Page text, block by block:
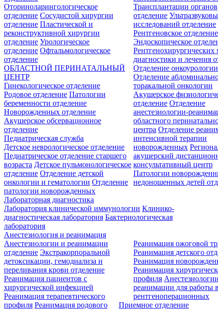
Оториноларингологическое
отделение Сосудистой хирургии
отделение Пластической и
реконструктивной хирургии
отделение Урологическое
отделение Офтальмологическое
отделение
Трансплантации органов
отделение
исследований отделение
Рентгеновское отделение
Эндоскопическое
Рентгенохирургических
диагностики и лечения
Отделение онкоурологии
Отделение
торакальной онкологии
ОБЛАСТНОЙ ПЕРИНАТАЛЬНЫЙ
ЦЕНТР
Гинекологическое отделение
Родовое отделение Патологии
беременности отделение
Новорожденных отделение
Акушерское обсервационное
отделение
Акушерское
отделение Отделение
анестезиологии-
областного
центра Отделение
интенсивной терапии
новорожденных
акушерский
консультативный центр
Патологии
недоношенных детей
Педиатрическая служба
Детское неврологическое отделение
Педиатрическое отделение старшего
возраста Детское пульмонологическое
отделение Отделение детской
онкологии и гематологии Отделение
патологии новорожденных
Лабораторная диагностика
Лаборатория клинической иммунологии Клинико-
диагностическая лаборатория Бактериологическая
лаборатория
Анестезиология и реанимация
Анестезиологии и реанимации
отделение Экстракорпоральной
детоксикации, гемодиализа и
переливания крови отделение
Реанимация пациентов с
хирургической инфекцией
Реанимация терапевтического
профиля Реанимация родового
Реанимация ожоговой
Реанимация детского
Реанимация
Реанимация
профиля
реанимации для работы
рентгеноперационных
Приемное отделение